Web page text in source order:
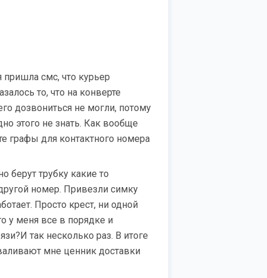
смс, что курьер
то, что на конверте
дозвониться не могли, потому
этого не знать. Как вообще
графы для контактного номера
берут трубку какие то
номер. Привезли симку
Просто крест, ни одной
у меня все в порядке и
так несколько раз. В итоге
мне ценник доставки